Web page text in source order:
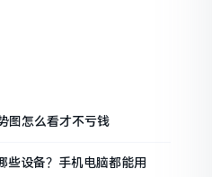
图怎么看才不亏钱
些设备？手机电脑都能用